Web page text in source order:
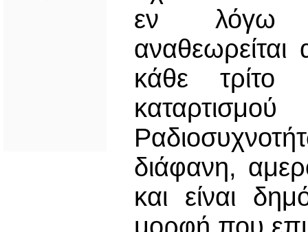
εν λόγω
κάθε τρίτο
διάφανη,
και είναι